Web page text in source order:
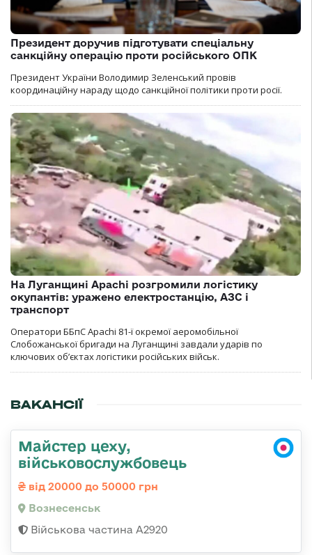
Президент доручив підготувати спеціальну
санкційну операцію проти російського ОПК
Президент України Володимир Зеленський провів
координаційну нараду щодо санкційної політики проти росії.
На Луганщині Apachi розгромили логістику
окупантів: уражено електростанцію, АЗС і
транспорт
Оператори ББпС Apachi 81-ї окремої аеромобільної
Слобожанської бригади на Луганщині завдали ударів по
ключових об’єктах логістики російських військ.
ВАКАНСІЇ
Майстер цеху,
військовослужбовець
від 20000 до 50000 грн
Вознесенськ
Військова частина А2920